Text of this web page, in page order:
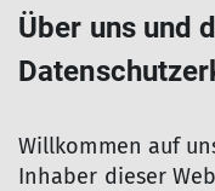
Über uns und
Willkommen auf
Inhaber dieser